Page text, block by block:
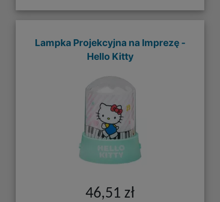
Lampka Projekcyjna na Imprezę -
Hello Kitty
46,51 zł